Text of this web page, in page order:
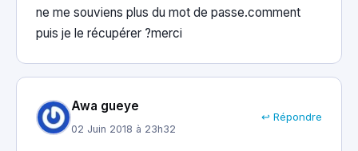
ne me souviens plus du mot de passe.comment
puis je le récupérer ?merci
Awa gueye
02 Juin 2018 à 23h32
↩ Répondre